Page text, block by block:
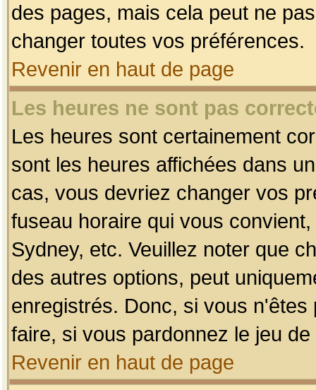
des pages, mais cela peut ne
changer toutes vos préférences.
Revenir en haut de page
Les heures ne sont pas
Les heures sont certainement
sont les heures affichées dans
cas, vous devriez changer vos
fuseau horaire qui vous
Sydney, etc. Veuillez noter que
des autres options, peut
enregistrés. Donc, si vous
faire, si vous pardonnez le jeu
Revenir en haut de page